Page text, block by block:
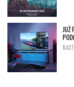
JUŻ